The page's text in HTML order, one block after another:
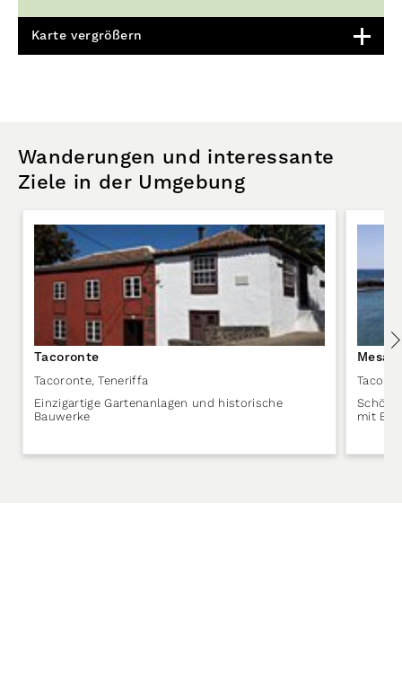
Karte vergrößern
Wanderungen und interessante
Ziele in der Umgebung
Tacoronte
Tacoronte, Teneriffa
Einzigartige Gartenanlagen und historische
Bauwerke
Mesa
mit